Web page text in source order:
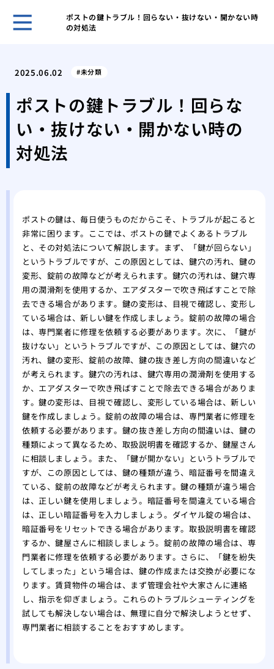
ポストの鍵トラブル！回らない・抜けない・開かない時
の対処法
鍵
2025.06.02 未分類
ポストの鍵トラブル！回らな
い・抜けない・開かない時の
対処法
ポストの鍵は、毎日使うものだからこそ、トラブルが起こると
非常に困ります。ここでは、ポストの鍵でよくあるトラブル
と、その対処法について解説します。まず、「鍵が回らない」
というトラブルですが、この原因としては、鍵穴の汚れ、鍵の
変形、錠前の故障などが考えられます。鍵穴の汚れは、鍵穴専
用の潤滑剤を使用するか、エアダスターで吹き飛ばすことで除
去できる場合があります。鍵の変形は、目視で確認し、変形し
ている場合は、新しい鍵を作成しましょう。錠前の故障の場合
は、専門業者に修理を依頼する必要があります。次に、「鍵が
抜けない」というトラブルですが、この原因としては、鍵穴の
汚れ、鍵の変形、錠前の故障、鍵の抜き差し方向の間違いなど
が考えられます。鍵穴の汚れは、鍵穴専用の潤滑剤を使用する
か、エアダスターで吹き飛ばすことで除去できる場合がありま
す。鍵の変形は、目視で確認し、変形している場合は、新しい
鍵を作成しましょう。錠前の故障の場合は、専門業者に修理を
依頼する必要があります。鍵の抜き差し方向の間違いは、鍵の
種類によって異なるため、取扱説明書を確認するか、鍵屋さん
に相談しましょう。また、「鍵が開かない」というトラブルで
すが、この原因としては、鍵の種類が違う、暗証番号を間違え
ている、錠前の故障などが考えられます。鍵の種類が違う場合
は、正しい鍵を使用しましょう。暗証番号を間違えている場合
は、正しい暗証番号を入力しましょう。ダイヤル錠の場合は、
暗証番号をリセットできる場合があります。取扱説明書を確認
するか、鍵屋さんに相談しましょう。錠前の故障の場合は、専
門業者に修理を依頼する必要があります。さらに、「鍵を紛失
してしまった」という場合は、鍵の作成または交換が必要にな
ります。賃貸物件の場合は、まず管理会社や大家さんに連絡
し、指示を仰ぎましょう。これらのトラブルシューティングを
試しても解決しない場合は、無理に自分で解決しようとせず、
専門業者に相談することをおすすめします。